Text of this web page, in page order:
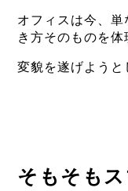
オフィスは今、単
き方そのものを体
変貌を遂げようと
そもそも